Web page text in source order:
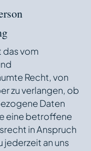
das vom
Recht, von
zu verlangen, ob
Daten
eine betroffene
in Anspruch
jederzeit an uns